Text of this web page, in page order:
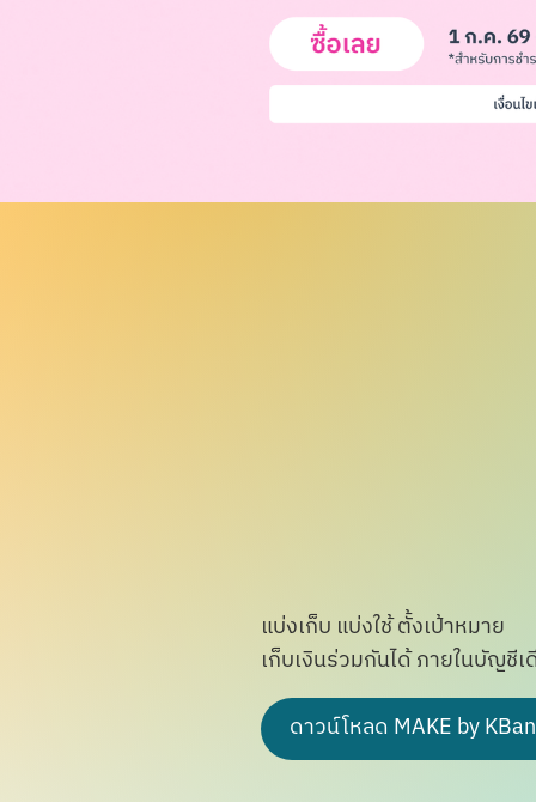
สมาชิก: จ่ายรายการเรียกเก็บเงิน
สมาชิก: ขอเบิกเงินเจ้าของ Cloud
เจ้าของ: จ่ายรายการขอเบิกเงิน
แบ่งเก็บ แบ่งใช้ ตั้งเป้าหมาย
เก็บเงินร่วมกันได้ ภายในบัญชีเ
ดาวน์โหลด MAKE by